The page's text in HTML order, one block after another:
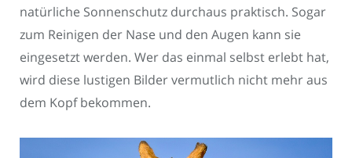
natürliche Sonnenschutz durchaus praktisch. Sogar
zum Reinigen der Nase und den Augen kann sie
eingesetzt werden. Wer das einmal selbst erlebt hat,
wird diese lustigen Bilder vermutlich nicht mehr aus
dem Kopf bekommen.